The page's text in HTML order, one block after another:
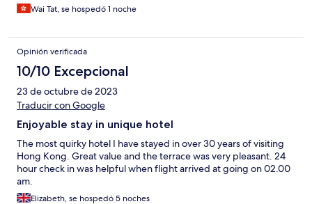
Wai Tat, se hospedó 1 noche
Opinión verificada
10/10 Excepcional
23 de octubre de 2023
Traducir con Google
Enjoyable stay in unique hotel
The most quirky hotel I have stayed in over 30 years of visiting
Hong Kong. Great value and the terrace was very pleasant. 24
hour check in was helpful when flight arrived at going on 02.00
am.
Elizabeth, se hospedó 5 noches